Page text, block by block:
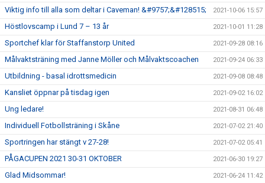
Viktig info till alla som deltar i Caveman! &#9757;&#128515; 2021-10-06 15:57
Höstlovscamp i Lund 7 – 13 år 2021-10-01 11:28
Sportchef klar för Staffanstorp United 2021-09-28 08:16
Målvaktsträning med Janne Möller och Målvaktscoachen 2021-09-24 06:33
Utbildning - basal idrottsmedicin 2021-09-08 08:48
Kansliet öppnar på tisdag igen 2021-09-02 16:02
Ung ledare! 2021-08-31 06:48
Individuell Fotbollsträning i Skåne 2021-07-02 21:40
Sportringen har stängt v 27-28! 2021-07-02 05:41
PÅGACUPEN 2021 30-31 OKTOBER 2021-06-30 19:27
Glad Midsommar! 2021-06-24 11:42